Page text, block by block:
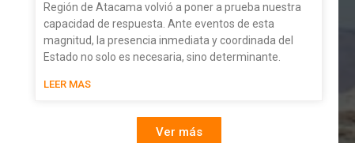
Región de Atacama volvió a poner a prueba nuestra
capacidad de respuesta. Ante eventos de esta
magnitud, la presencia inmediata y coordinada del
Estado no solo es necesaria, sino determinante.
LEER MAS
Ver más